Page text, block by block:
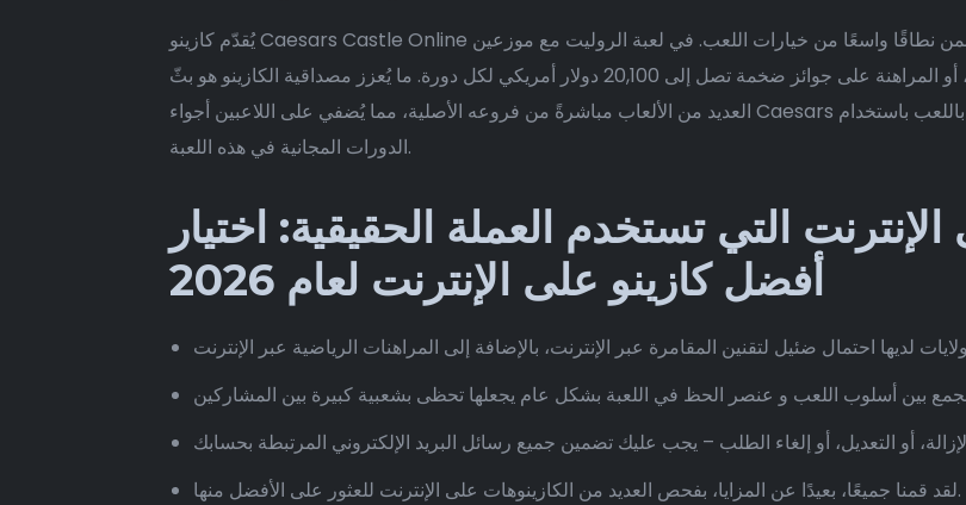
يُقدّم كازينو Caesars Castle Online أيضًا أكثر من 18 طاولة مع موزعين حقيقيين، مما يضمن نطاقًا واسعًا من خيارات اللعب. في لعبة الروليت مع موزعين
حقيقيين، يمكنك إضافة رهان بسيط بقيمة 0.20 دولار أمريكي، أو المراهنة على جوائز ضخمة تصل إلى 20,100 دولار أمريكي لكل دورة. ما يُعزز مصداقية الكازينو هو بثّ
العديد من الألعاب مباشرةً من فروعه الأصلية، مما يُضفي على اللاعبين أجواء Caesars الحقيقية. على سبيل المثال، يُسمح للاعبين المحترفين فقط باللعب باستخدام
الدورات المجانية في هذه اللعبة.
التي تستخدم العملة الحقيقية: اختيار
أفضل كازينو على الإنترنت لعام 2026
لقد قمنا جميعًا، بعيدًا عن المزايا، بفحص العديد من الكازينوهات على الإنترنت للعثور على الأفضل منها.